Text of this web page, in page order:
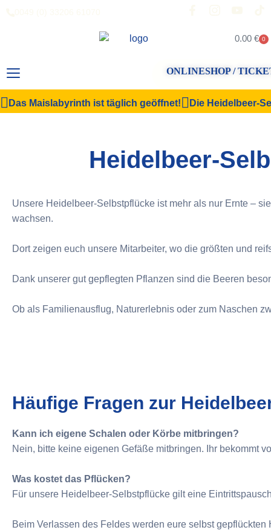
0.00 € 0
ONLINESHOP /
Das Maislabyrinth ist täglich geöffnet! Die Heidelbeer-
Heidelbeer-
Unsere Heidelbeer-Selbstpflücke ist mehr als nur Ernte –
wachsen.
Dort zeigen euch unsere Mitarbeiter, wo die größten und
Dank unserer gut gepflegten Pflanzen sind die Beeren
Ob als Familienausflug, Naturerlebnis oder zum Naschen
Häufige Fragen zur
Kann ich eigene Schalen oder Körbe mitbringen?
Nein, bitte keine eigenen Gefäße mitbringen. Ihr bekommt
Was kostet das Pflücken?
Für unsere Heidelbeer-Selbstpflücke gilt eine
Beim Verlassen des Feldes werden eure selbst